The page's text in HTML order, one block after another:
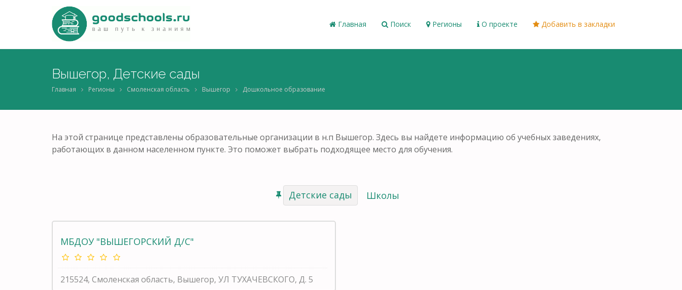
Главная Поиск Регионы О проекте Добавить в закладки
Вышегор, Детские сады
Главная Регионы Смоленская область Вышегор Дошкольное образование
На этой странице представлены образовательные организации в н.п Вышегор. Здесь вы найдете информацию об учебных заведениях,
работающих в данном населенном пункте. Это поможет выбрать подходящее место для обучения.
Детские сады Школы
МБДОУ "ВЫШЕГОРСКИЙ Д/С"
215524, Смоленская область, Вышегор, УЛ ТУХАЧЕВСКОГО, Д. 5